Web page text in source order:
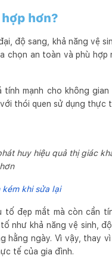
hơn?
độ sang, khả năng vệ
chọn an toàn và phù
mạnh cho không
thói quen sử dụng thực
huy hiệu quả thị giác
khi sửa lại
đẹp mắt mà còn cần
như khả năng vệ sinh,
ngày. Vì vậy, thay vì
tế của gia đình.